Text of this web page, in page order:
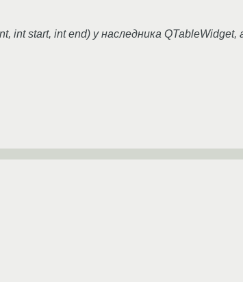
int start, int end) у наследника